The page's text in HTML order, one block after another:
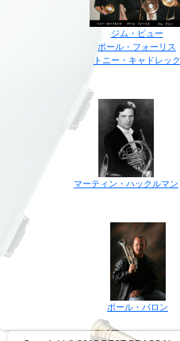
ジム・ピュー
ポール・フォーリス
トニー・キャドレック
マーティン・ハックルマン
ポール・バロン